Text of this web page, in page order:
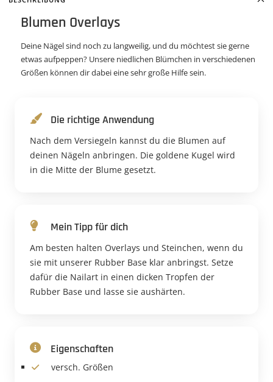
Blumen Overlays
Deine Nägel sind noch zu langweilig, und du möchtest sie gerne
etwas aufpeppen? Unsere niedlichen Blümchen in verschiedenen
Größen können dir dabei eine sehr große Hilfe sein.
Die richtige Anwendung
Nach dem Versiegeln kannst du die Blumen auf
deinen Nägeln anbringen. Die goldene Kugel wird
in die Mitte der Blume gesetzt.
Mein Tipp für dich
Am besten halten Overlays und Steinchen, wenn du
sie mit unserer Rubber Base klar anbringst. Setze
dafür die Nailart in einen dicken Tropfen der
Rubber Base und lasse sie aushärten.
Eigenschaften
versch. Größen